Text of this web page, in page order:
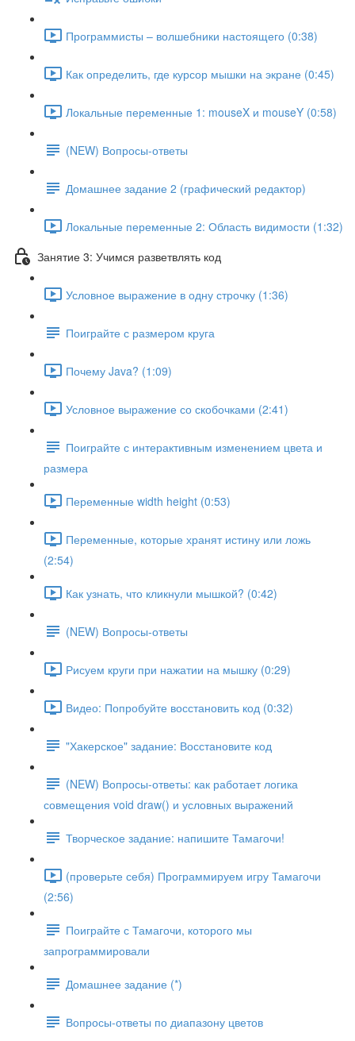
Программисты – волшебники настоящего (0:38)
Как определить, где курсор мышки на экране (0:45)
Локальные переменные 1: mouseX и mouseY (0:58)
(NEW) Вопросы-ответы
Домашнее задание 2 (графический редактор)
Локальные переменные 2: Область видимости (1:32)
Занятие 3: Учимся разветвлять код
Условное выражение в одну строчку (1:36)
Поиграйте с размером круга
Почему Java? (1:09)
Условное выражение со скобочками (2:41)
Поиграйте с интерактивным изменением цвета и
размера
Переменные width height (0:53)
Переменные, которые хранят истину или ложь
(2:54)
Как узнать, что кликнули мышкой? (0:42)
(NEW) Вопросы-ответы
Рисуем круги при нажатии на мышку (0:29)
Видео: Попробуйте восстановить код (0:32)
"Хакерское" задание: Восстановите код
(NEW) Вопросы-ответы: как работает логика
совмещения void draw() и условных выражений
Творческое задание: напишите Тамагочи!
(проверьте себя) Программируем игру Тамагочи
(2:56)
Поиграйте с Тамагочи, которого мы
запрограммировали
Домашнее задание (*)
Вопросы-ответы по диапазону цветов